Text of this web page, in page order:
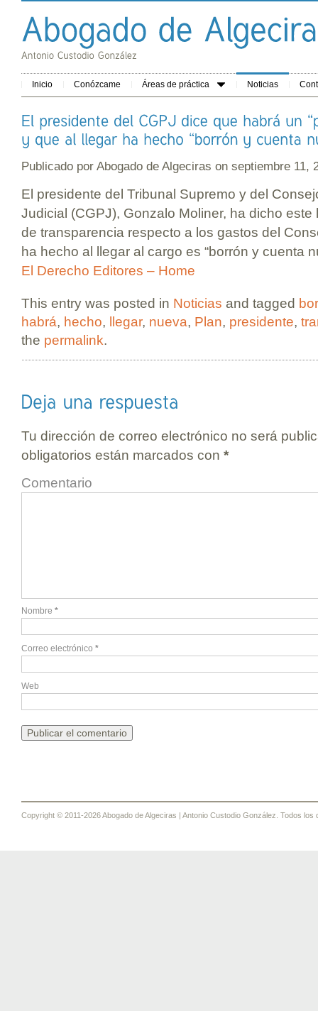
Inicio Conózcame Áreas de práctica Noticias
Publicado por Abogado de Algeciras on septiembre
El presidente del Tribunal Supremo y del
Judicial (CGPJ), Gonzalo Moliner, ha dicho este
de transparencia respecto a los gastos del
ha hecho al llegar al cargo es “borrón y cuenta
El Derecho Editores – Home
This entry was posted in Noticias and tagged
habrá, hecho, llegar, nueva, Plan, presidente,
the permalink.
Tu dirección de correo electrónico no será
obligatorios están marcados con *
Comentario
Nombre *
Correo electrónico *
Web
Copyright © 2011-2026 Abogado de Algeciras | Antonio Custodio González. Todos